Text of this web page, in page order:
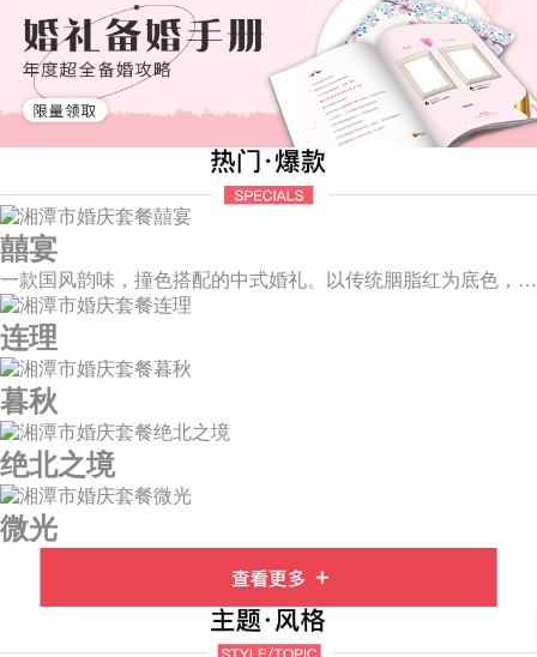
囍宴
一款国风韵味，撞色搭配的中式婚礼。以传统胭脂红为底色，黛蓝色花鸟点缀其中，热情的红色和低调的古风书画色相辅相成。
连理
暮秋
绝北之境
微光